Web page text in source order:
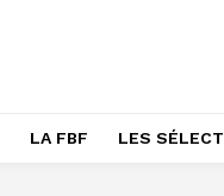
LA FBF LES